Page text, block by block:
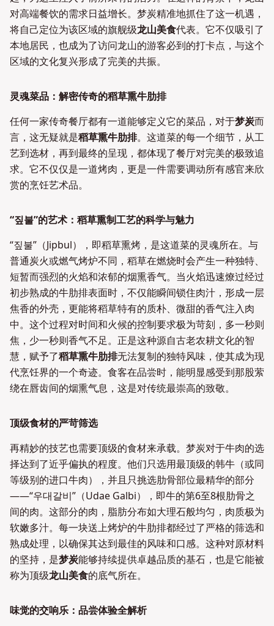
对高端餐饮的需求日益增长。梦炭精准地抓住了这一机遇，
将自己定位为该区域的旗舰级龙山美食代表。它不仅吸引了
本地居民，也成为了访问龙山的游客必到的打卡点，与这个
区域的文化复兴形成了完美的共振。
灵魂菜品：解密传奇的稻草熏牛肋排
任何一家传奇餐厅都有一道能够定义它的菜品，对于梦炭而
言，这无疑就是稻草熏牛肋排。这道菜的每一个细节，从工
艺到选材，再到最终的呈现，都体现了餐厅对完美的极致追
求。它不仅仅是一道烤肉，更是一件需要调动所有感官来欣
赏的烹饪艺术品。
“짚불”的艺术：稻草熏制工艺的科学与魅力
“짚불”（Jipbul），即稻草熏烤，是这道菜的灵魂所在。与
普通炭火或燃气烤炉不同，稻草在燃烧时会产生一种独特、
短暂而强烈的火焰和浓郁的烟熏香气。当火焰迅速燎过经过
初步熟成的牛肋排表面时，不仅能瞬间锁住肉汁，形成一层
焦香的外壳，更能将稻草特有的质朴、微甜的香气注入肉
中。这个过程对时间和火候的控制要求极为苛刻，多一秒则
焦，少一秒则香气不足。正是这种源自古老农耕文化的智
慧，赋予了稻草熏牛肋排无法复制的独特风味，使其成为现
代烹饪界的一个奇迹。食客在品尝时，能明显感受到那股萦
绕在唇齿间的烟熏气息，这是对传统最崇高的致敬。
顶级食材的严苛筛选
再精妙的技艺也需要顶级的食材来承载。梦炭对于牛肉的选
择达到了近乎偏执的程度。他们只选用最顶级的韩牛（或同
等级别的进口牛肉），并且只挑选肋骨部位最精华的部分
——“우대갈비”（Udae Galbi），即牛的第6至8根肋骨之
间的肉。这部分的肉，脂肪分布如大理石般均匀，肉质极为
软嫩多汁。每一块送上烤炉的牛肋排都经过了严格的筛选和
熟成处理，以确保其达到最佳的风味和口感。这种对原材料
的坚持，是梦炭能够持续提供卓越品质的基石，也是它能被
称为顶级龙山美食的底气所在。
味觉的交响乐：品尝体验全解析